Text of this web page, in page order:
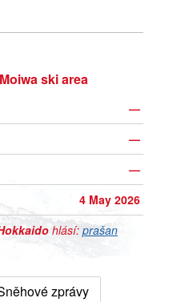
ski area
—
—
—
4 May 2026
hlásí: prašan
zprávy